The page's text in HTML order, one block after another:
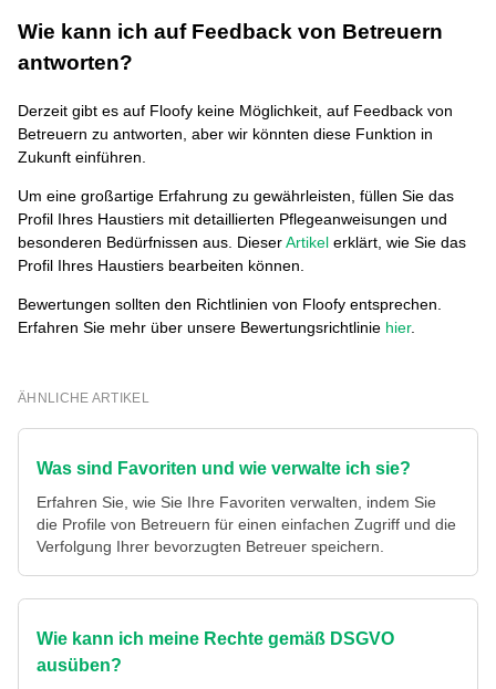
Wie kann ich auf Feedback von Betreuern
antworten?
Derzeit gibt es auf Floofy keine Möglichkeit, auf Feedback von
Betreuern zu antworten, aber wir könnten diese Funktion in
Zukunft einführen.
Um eine großartige Erfahrung zu gewährleisten, füllen Sie das
Profil Ihres Haustiers mit detaillierten Pflegeanweisungen und
besonderen Bedürfnissen aus. DieserArtikel erklärt, wie Sie das
Profil Ihres Haustiers bearbeiten können.
Bewertungen sollten den Richtlinien von Floofy entsprechen.
Erfahren Sie mehr über unsere Bewertungsrichtlinie hier.
ÄHNLICHE ARTIKEL
Was sind Favoriten und wie verwalte ich sie?
Erfahren Sie, wie Sie Ihre Favoriten verwalten, indem Sie
die Profile von Betreuern für einen einfachen Zugriff und die
Verfolgung Ihrer bevorzugten Betreuer speichern.
Wie kann ich meine Rechte gemäß DSGVO
ausüben?